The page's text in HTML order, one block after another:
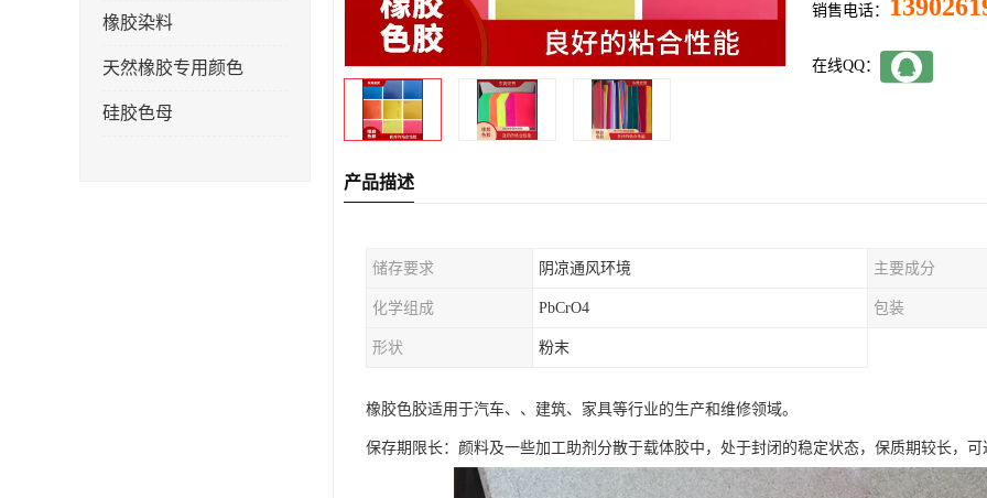
橡胶染料
天然橡胶专用颜色
硅胶色母
销售电话：
在线QQ：
产品描述
储存要求 阴凉通风环境 主要成分
化学组成 PbCrO4 包装
形状 粉末
橡胶色胶适用于汽车、、建筑、家具等行业的生产和维修领域。
保存期限长：颜料及一些加工助剂分散于载体胶中，处于封闭的稳定状态，保质期较长，可